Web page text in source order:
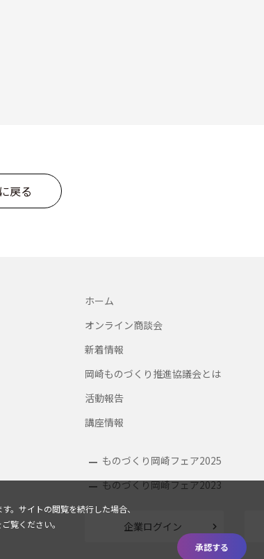
戻る
ホーム
オンライン商談会
新着情報
岡崎ものづくり推進協議会とは
活動報告
講座情報
ものづくり岡崎フェア2025
ものづくり岡崎フェア2023
企業ログイン
。サイトの閲覧を続行した場合、
ご覧ください。
承認する